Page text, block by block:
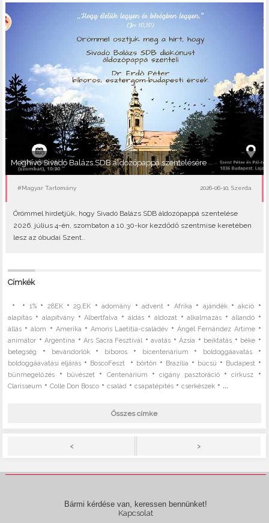
Meghívó Sivadó Balázs SDB áldozópappá szentelésére
#Magyar Tartomány 2026-06-10, Szerda
Örömmel hirdetjük, hogy Sivadó Balázs SDB áldozópappá szentelése
2026. július 4-én, szombaton a 10.30-kor kezdődő szentmise keretében
lesz az óbudai Szent..
Címkék
• • 1%• 28EK•29.EK •adomány •advent • Afrika • ajándék•akció •
alapítás • alapítvány•Albertfalva •áldás • áldozat•alkalmazás • állandó•
állás •álom • Amerika • Amoris Laetitia-családév •Ángel Fernández Artime•
animátor •Argentína •Ars Sacra Fesztivál •avatás •Ázsia • beiktatás • béke •
betegség • bevándorlók• bíboros • bicentenárium • boldoggáavatás•
boldoggáavatási eljárás • BoscoFeszt • börtön • Brazília • búcsú • Budapest•
bűnmegelőzés • bűvészet• Centenárium •cigány pasztoráció•cirkusz •
Clarisseum •Colle Don Bosco •család •csapatépítés •cserkészek • ...
Összes címke
< >
Bármi kérdése van, keressen bennünket!
Kapcsolat